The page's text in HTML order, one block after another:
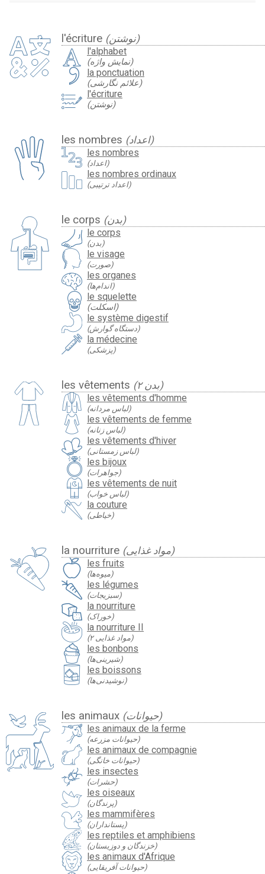
l'écriture (نوشتن)
l'alphabet
(نمایش واژه)
la ponctuation
(علائم نگارشی)
l'écriture
(نوشتن)
les nombres (اعداد)
les nombres
(اعداد)
les nombres ordinaux
(اعداد ترتیبی)
le corps (بدن)
le corps
(بدن)
le visage
(صورت)
les organes
(اندام‌ها)
le squelette
(اسکلت)
le système digestif
(دستگاه گوارش)
la médecine
(پزشکی)
les vêtements (بدن ۲)
les vêtements d'homme
(لباس مردانه)
les vêtements de femme
(لباس زنانه)
les vêtements d'hiver
(لباس زمستانی)
les bijoux
(جواهرات)
les vêtements de nuit
(لباس خواب)
la couture
(خیاطی)
la nourriture (مواد غذایی)
les fruits
(میوه‌ها)
les légumes
(سبزیجات)
la nourriture
(خوراک)
la nourriture II
(مواد غذایی ۲)
les bonbons
(شیرینی‌ها)
les boissons
(نوشیدنی‌ها)
les animaux (حیوانات)
les animaux de la ferme
(حیوانات مزرعه)
les animaux de compagnie
(حیوانات خانگی)
les insectes
(حشرات)
les oiseaux
(پرندگان)
les mammifères
(پستانداران)
les reptiles et amphibiens
(خزندگان و دوزیستان)
les animaux d'Afrique
(حیوانات آفریقایی)